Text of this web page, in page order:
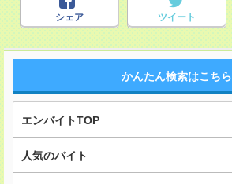
シェア ツイート
かんたん検索はこちら
エンバイトTOP
人気のバイト